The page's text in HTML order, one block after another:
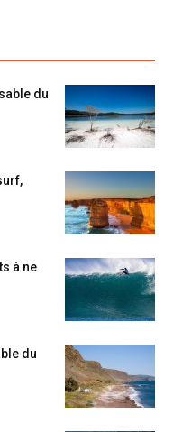
du
à ne
du